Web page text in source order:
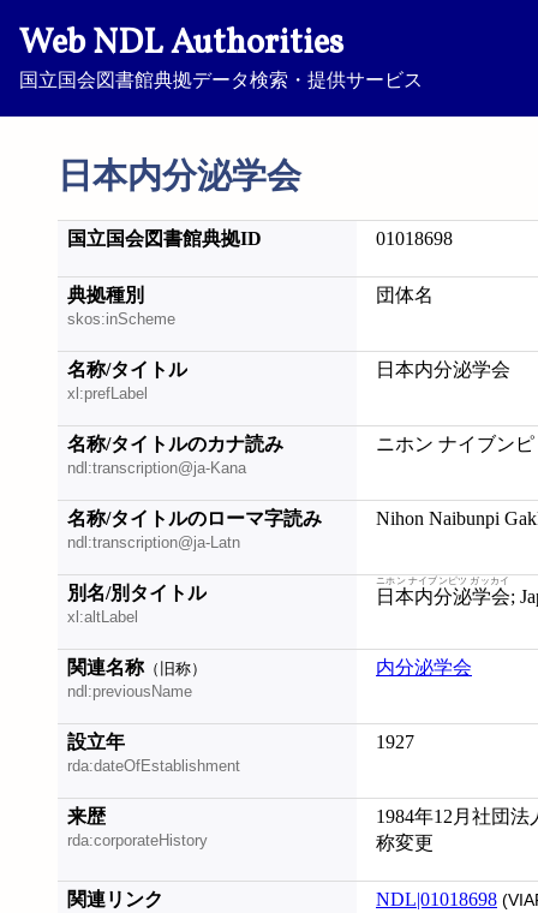
Web NDL Authorities
国立国会図書館典拠データ検索・提供サービス
日本内分泌学会
国立国会図書館典拠ID 01018698
典拠種別
skos:inScheme
団体名
名称/タイトル
xl:prefLabel
日本内分泌学会
名称/タイトルのカナ読み
ndl:transcription@ja-Kana
ニホン ナイブン
名称/タイトルのローマ字読み
ndl:transcription@ja-Latn
Nihon Naibunpi
別名/別タイトル
xl:altLabel
日本内分泌学会
ニホン ナイブンピツ ガッカイ
;
関連名称（旧称）
ndl:previousName
内分泌学会
設立年
rda:dateOfEstablishment
1927
来歴
rda:corporateHistory
1984年12月社団法
称変更
関連リンク NDL|01018698